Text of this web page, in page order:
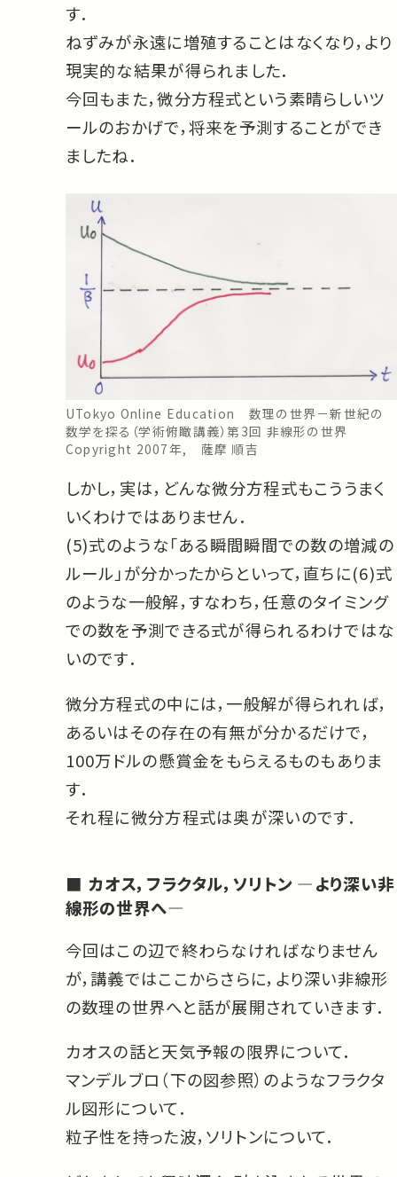
す．
ねずみが永遠に増殖することはなくなり，より
現実的な結果が得られました．
今回もまた，微分方程式という素晴らしいツ
ールのおかげで，将来を予測することができ
ましたね．
UTokyo Online Education 数理の世界－新世紀の
数学を探る（学術俯瞰講義）第3回 非線形の世界
Copyright 2007年, 薩摩 順吉
しかし，実は，どんな微分方程式もこううまく
いくわけではありません．
(5)式のような「ある瞬間瞬間での数の増減の
ルール」が分かったからといって，直ちに(6)式
のような一般解，すなわち，任意のタイミング
での数を予測できる式が得られるわけではな
いのです．
微分方程式の中には，一般解が得られれば，
あるいはその存在の有無が分かるだけで，
100万ドルの懸賞金をもらえるものもありま
す．
それ程に微分方程式は奥が深いのです．
カオス，フラクタル，ソリトン —より深い非
線形の世界へ—
今回はこの辺で終わらなければなりません
が，講義ではここからさらに，より深い非線形
の数理の世界へと話が展開されていきます．
カオスの話と天気予報の限界について．
マンデルブロ（下の図参照）のようなフラクタ
ル図形について．
粒子性を持った波，ソリトンについて．